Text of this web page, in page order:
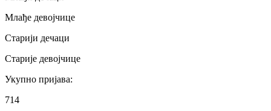
Млађе девојчице
Старији дечаци
Старије девојчице
Укупно пријава:
714